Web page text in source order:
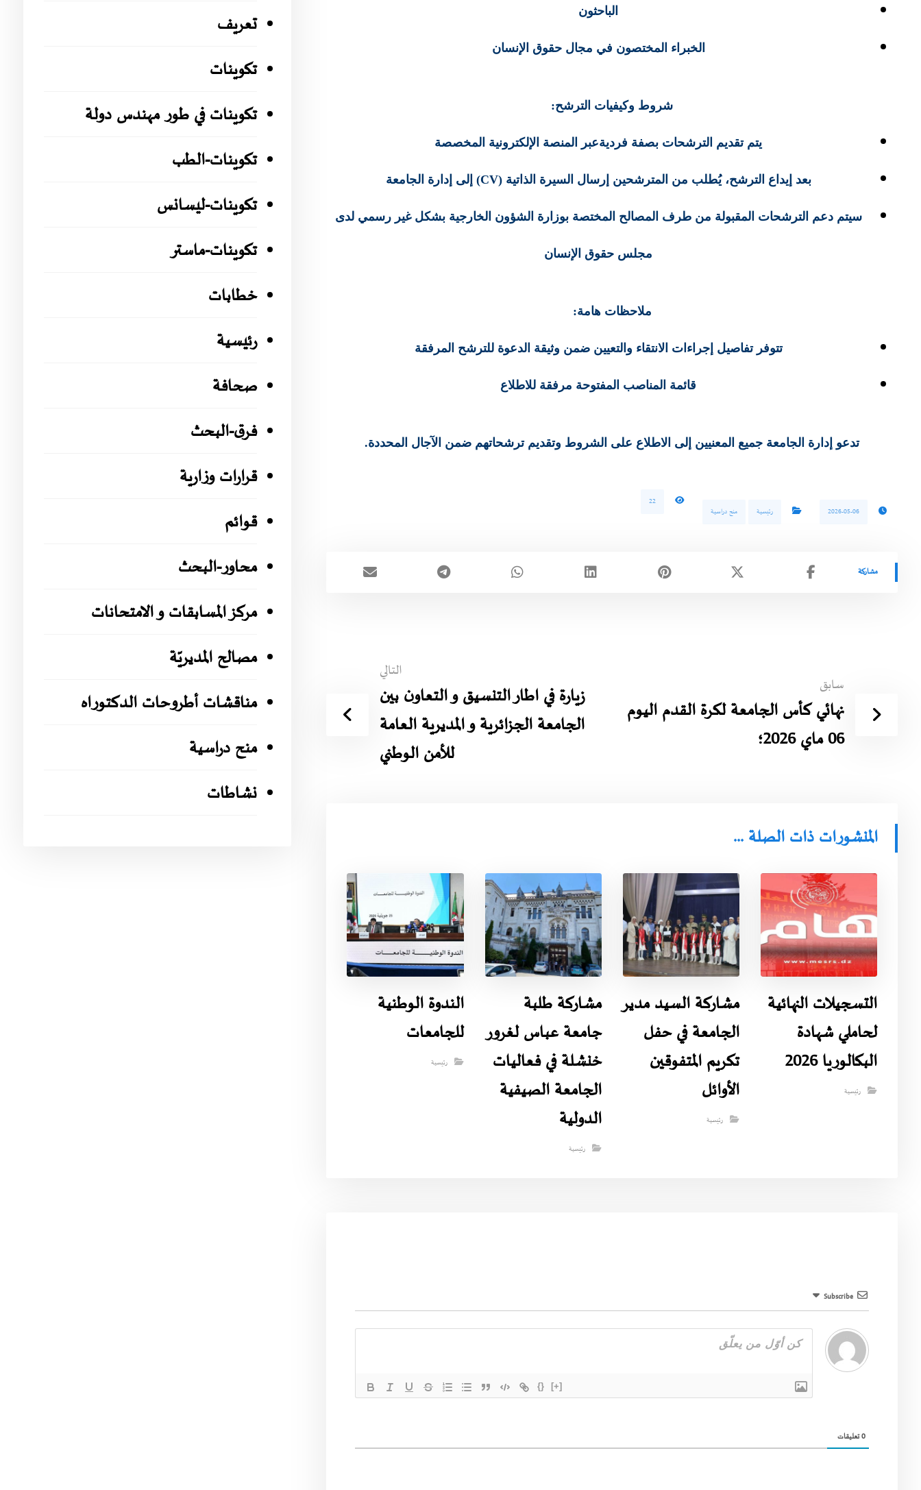
الباحثون
الخبراء المختصون في مجال حقوق الإنسان
شروط وكيفيات الترشح:
يتم تقديم الترشحات بصفة فرديةعبر المنصة الإلكترونية المخصصة
بعد إيداع الترشح، يُطلب من المترشحين إرسال السيرة الذاتية (CV) إلى إدارة الجامعة
سيتم دعم الترشحات المقبولة من طرف المصالح المختصة بوزارة الشؤون الخارجية بشكل غير رسمي لدى
مجلس حقوق الإنسان
ملاحظات هامة:
تتوفر تفاصيل إجراءات الانتقاء والتعيين ضمن وثيقة الدعوة للترشح المرفقة
قائمة المناصب المفتوحة مرفقة للاطلاع
تدعو إدارة الجامعة جميع المعنيين إلى الاطلاع على الشروط وتقديم ترشحاتهم ضمن الآجال المحددة.
2026-05-06 رئيسية منح دراسية
22
سابق
نهائي كأس الجامعة لكرة القدم اليوم
06 ماي 2026؛
التالي
زيارة في اطار التنسيق و التعاون بين
الجامعة الجزائرية و المديرية العامة
للأمن الوطني
المنشورات ذات الصلة ...
التسجيلات النهائية
لحاملي شهادة
البكالوريا 2026
رئيسية
مشاركة السيد مدير
الجامعة في حفل
تكريم المتفوقين
الأوائل
رئيسية
مشاركة طلبة
جامعة عباس لغرور
خنشلة في فعاليات
الجامعة الصيفية
الدولية
رئيسية
الندوة الوطنية
للجامعات
رئيسية
Subscribe
{} [+]
0تعليقات
تعريف
تكوينات
تكوينات في طور مهندس دولة
تكوينات-الطب
تكوينات-ليسانس
تكوينات-ماستر
خطابات
رئيسية
صحافة
فرق-البحث
قرارات وزارية
قوائم
محاور-البحث
مركز المسابقات و الامتحانات
مصالح المديريّة
مناقشات أطروحات الدكتوراه
منح دراسية
نشاطات